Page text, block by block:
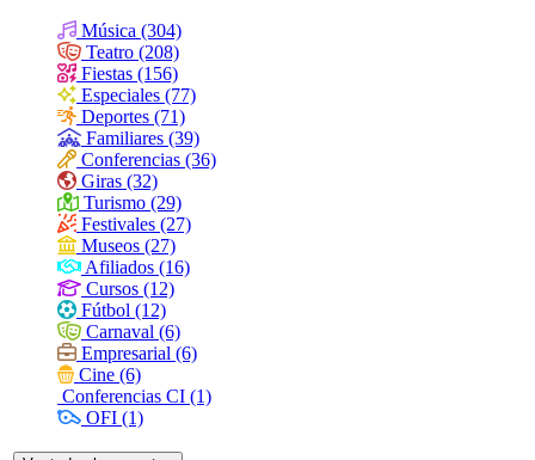
Música (304)
Teatro (208)
Fiestas (156)
Especiales (77)
Deportes (71)
Familiares (39)
Conferencias (36)
Giras (32)
Turismo (29)
Festivales (27)
Museos (27)
Afiliados (16)
Cursos (12)
Fútbol (12)
Carnaval (6)
Empresarial (6)
Cine (6)
Conferencias CI (1)
OFI (1)